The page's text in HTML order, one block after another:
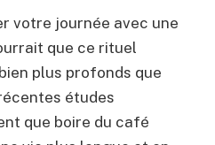
votre journée avec une
que ce rituel
plus profonds que
études
que boire du café